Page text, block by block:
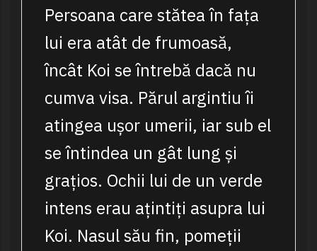
Persoana care stătea în fața
lui era atât de frumoasă,
încât Koi se întrebă dacă nu
cumva visa. Părul argintiu îi
atingea ușor umerii, iar sub el
se întindea un gât lung și
grațios. Ochii lui de un verde
intens erau ațintiți asupra lui
Koi. Nasul său fin, pomeții